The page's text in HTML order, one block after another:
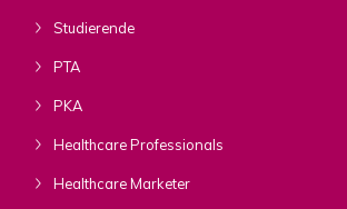
Studierende
PTA
PKA
Healthcare Professionals
Healthcare Marketer